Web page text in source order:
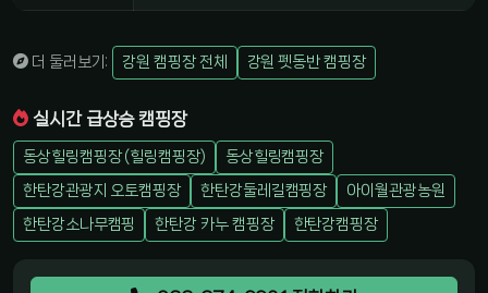
더 둘러보기: 강원 캠핑장 전체 강원 펫동반 캠핑장
실시간 급상승 캠핑장
동상힐링캠핑장 (힐링캠핑장)
동상힐링캠핑장
한탄강관광지 오토캠핑장
한탄강둘레길캠핑장
아이월관광농원
한탄강소나무캠핑
한탄강 카누 캠핑장 한탄강캠핑장